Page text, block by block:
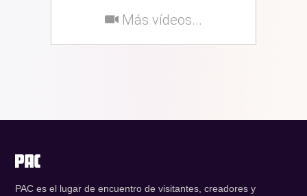
Más vídeos...
PAC es el lugar de encuentro de visitantes, creadores y